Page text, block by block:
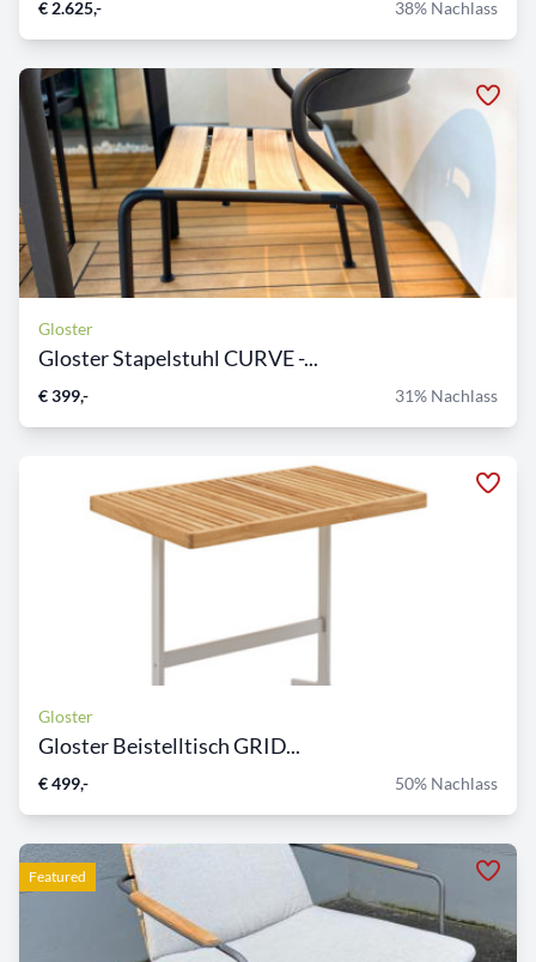
€ 2.625,- 38% Nachlass
Gloster
Gloster Stapelstuhl CURVE -...
€ 399,- 31% Nachlass
Gloster
Gloster Beistelltisch GRID...
€ 499,- 50% Nachlass
Featured